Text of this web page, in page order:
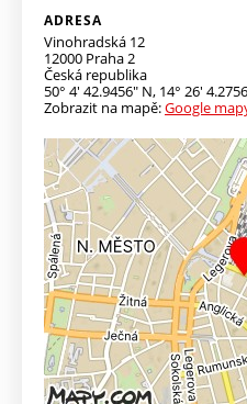
ADRESA
Vinohradská 12
12000 Praha 2
Česká republika
50° 4' 42.9456" N, 14° 26'
Zobrazit na mapě:Google